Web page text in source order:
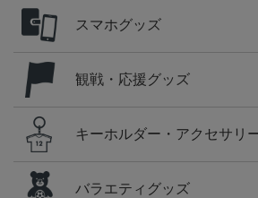
スマホグッズ
観戦・応援グッズ
キーホルダー・アクセサリ
バラエティグッズ